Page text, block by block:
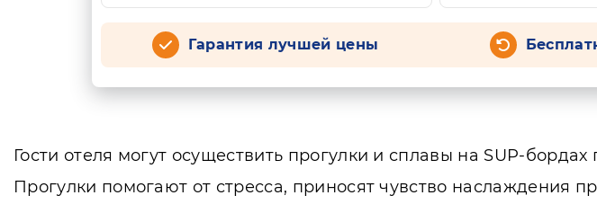
Гарантия лучшей цены
Гости отеля могут осуществить прогулки и сплавы на SUP-
Прогулки помогают от стресса, приносят чувство наслаждения